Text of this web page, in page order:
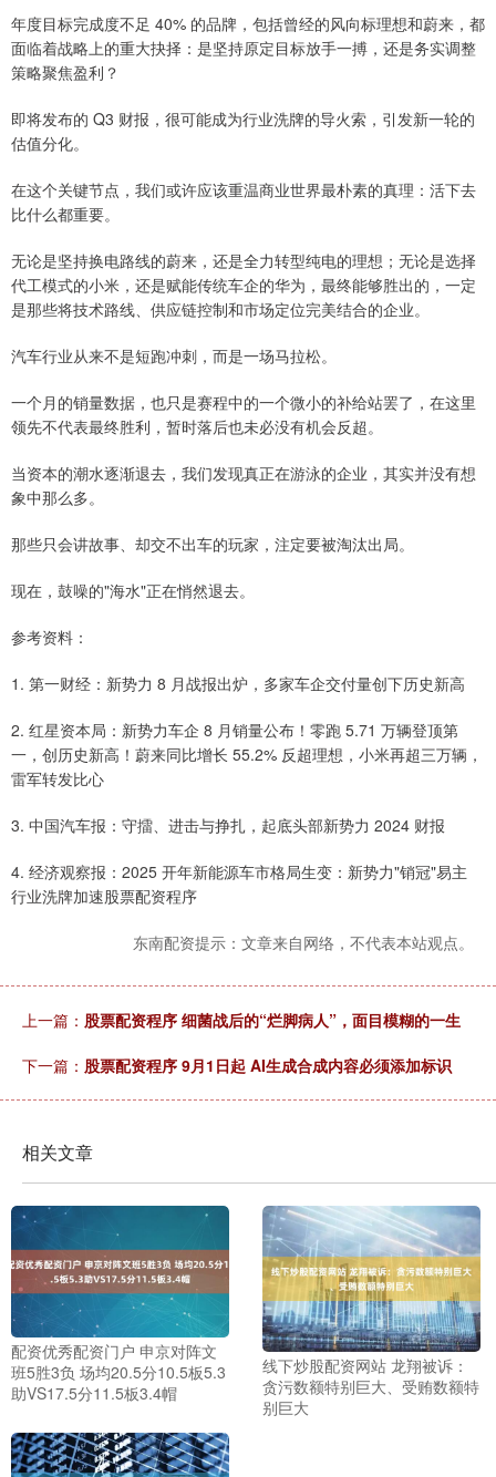
年度目标完成度不足 40% 的品牌，包括曾经的风向标理想和蔚来，都
面临着战略上的重大抉择：是坚持原定目标放手一搏，还是务实调整
策略聚焦盈利？
即将发布的 Q3 财报，很可能成为行业洗牌的导火索，引发新一轮的
估值分化。
在这个关键节点，我们或许应该重温商业世界最朴素的真理：活下去
比什么都重要。
无论是坚持换电路线的蔚来，还是全力转型纯电的理想；无论是选择
代工模式的小米，还是赋能传统车企的华为，最终能够胜出的，一定
是那些将技术路线、供应链控制和市场定位完美结合的企业。
汽车行业从来不是短跑冲刺，而是一场马拉松。
一个月的销量数据，也只是赛程中的一个微小的补给站罢了，在这里
领先不代表最终胜利，暂时落后也未必没有机会反超。
当资本的潮水逐渐退去，我们发现真正在游泳的企业，其实并没有想
象中那么多。
那些只会讲故事、却交不出车的玩家，注定要被淘汰出局。
现在，鼓噪的"海水"正在悄然退去。
参考资料：
1. 第一财经：新势力 8 月战报出炉，多家车企交付量创下历史新高
2. 红星资本局：新势力车企 8 月销量公布！零跑 5.71 万辆登顶第
一，创历史新高！蔚来同比增长 55.2% 反超理想，小米再超三万辆，
雷军转发比心
3. 中国汽车报：守擂、进击与挣扎，起底头部新势力 2024 财报
4. 经济观察报：2025 开年新能源车市格局生变：新势力"销冠"易主
行业洗牌加速股票配资程序
东南配资提示：文章来自网络，不代表本站观点。
上一篇： 股票配资程序 细菌战后的“烂脚病人”，面目模糊的一生
下一篇： 股票配资程序 9月1日起 AI生成合成内容必须添加标识
相关文章
配资优秀配资门户 申京对阵文
班5胜3负 场均20.5分10.5板5.3
助VS17.5分11.5板3.4帽
线下炒股配资网站 龙翔被诉：
贪污数额特别巨大、受贿数额特
别巨大